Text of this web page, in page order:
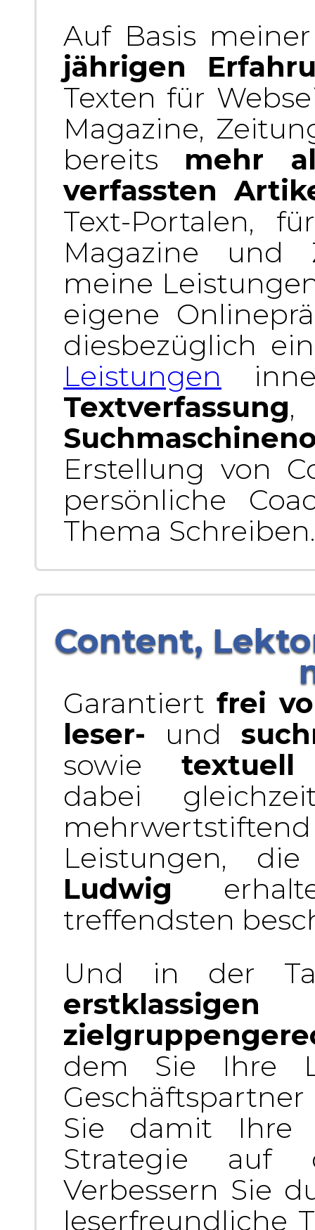
Auf Basis
jährigen
Texten für
Magazine,
bereits mehr
verfassten
Text-Portalen,
Magazine und
meine
eigene
diesbezüglich
Leistungen
Textverfassung
Erstellung von
persönliche
Thema Schreiben.
Content,
Garantiert frei
leser- und
sowie textuell
dabei
Leistungen,
Ludwig
treffendsten
Und in der
erstklassigen
dem Sie Ihre
Sie damit Ihre
Strategie auf
Verbessern Sie
leserfreundliche